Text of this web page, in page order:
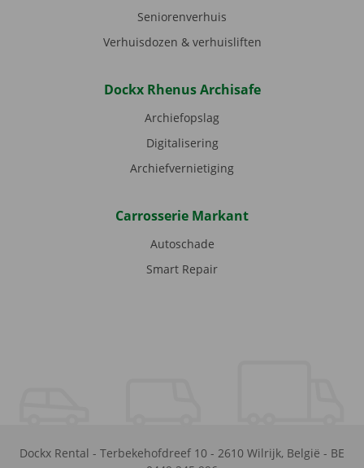
Seniorenverhuis
Verhuisdozen & verhuisliften
Dockx Rhenus Archisafe
Archiefopslag
Digitalisering
Archiefvernietiging
Carrosserie Markant
Autoschade
Smart Repair
Dockx Rental - Terbekehofdreef 10 - 2610 Wilrijk, België - BE